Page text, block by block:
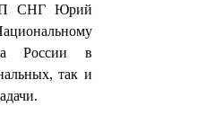
СНГ Юрий
России в
так и